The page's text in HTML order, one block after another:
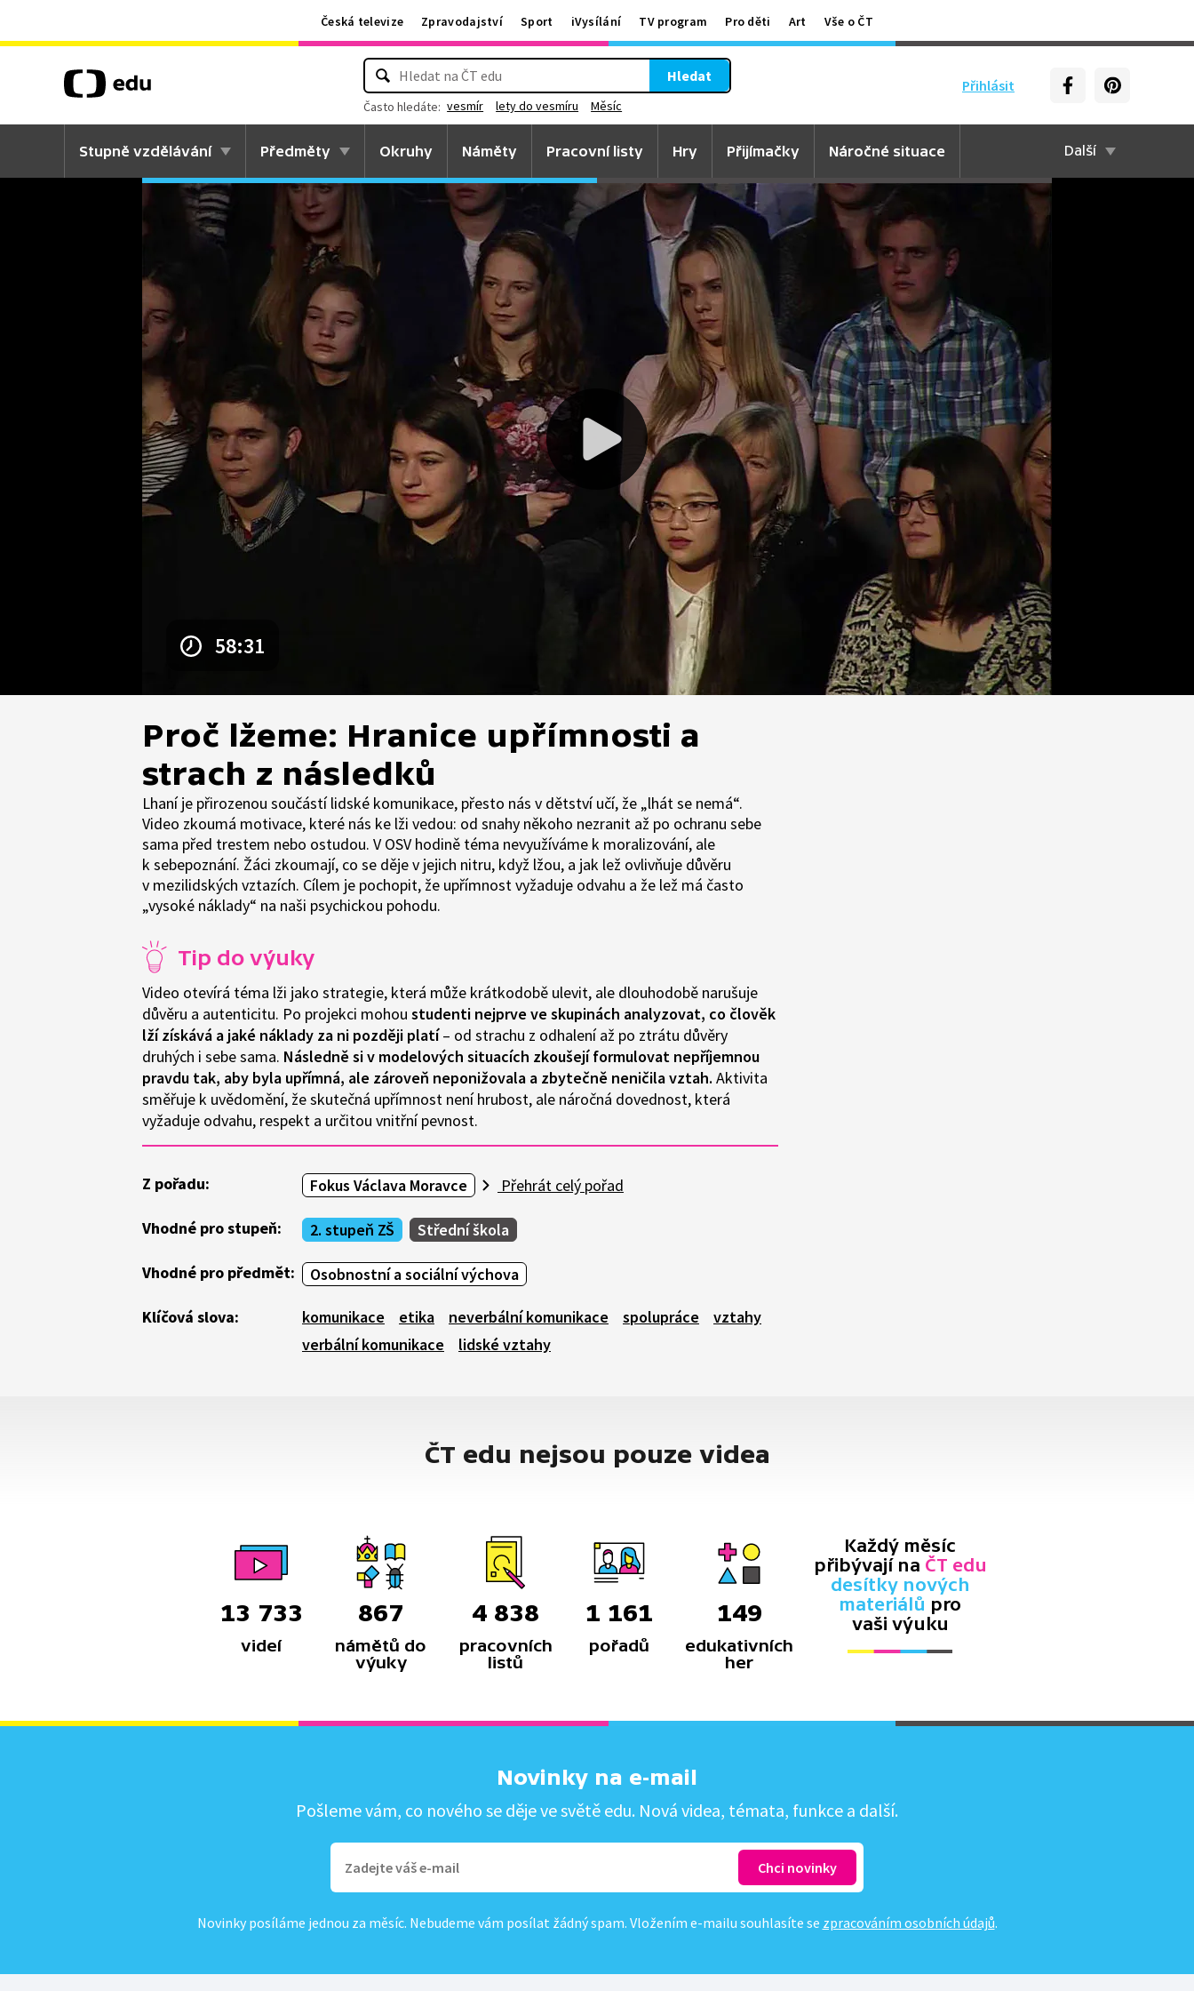
Česká televize Zpravodajství Sport iVysílání TV program Pro děti Art Vše o ČT
Přihlásit
Hledat
Často hledáte: vesmír lety do vesmíru Měsíc
Stupně vzdělávání Předměty Okruhy Náměty Pracovní listy Hry Přijímačky Náročné situace Další
58:31
Proč lžeme: Hranice upřímnosti a
strach z následků
Lhaní je přirozenou součástí lidské komunikace, přesto nás v dětství učí, že „lhát se nemá“.
Video zkoumá motivace, které nás ke lži vedou: od snahy někoho nezranit až po ochranu sebe
sama před trestem nebo ostudou. V OSV hodině téma nevyužíváme k moralizování, ale
k sebepoznání. Žáci zkoumají, co se děje v jejich nitru, když lžou, a jak lež ovlivňuje důvěru
v mezilidských vztazích. Cílem je pochopit, že upřímnost vyžaduje odvahu a že lež má často
„vysoké náklady“ na naši psychickou pohodu.
Tip do výuky
Video otevírá téma lži jako strategie, která může krátkodobě ulevit, ale dlouhodobě narušuje
důvěru a autenticitu. Po projekci mohou studenti nejprve ve skupinách analyzovat, co člověk
lží získává a jaké náklady za ni později platí– od strachu z odhalení až po ztrátu důvěry
druhých i sebe sama. Následně si v modelových situacích zkoušejí formulovat nepříjemnou
pravdu tak, aby byla upřímná, ale zároveň neponižovala a zbytečně neničila vztah. Aktivita
směřuje k uvědomění, že skutečná upřímnost není hrubost, ale náročná dovednost, která
vyžaduje odvahu, respekt a určitou vnitřní pevnost.
Z pořadu: Fokus Václava Moravce Přehrát celý pořad
Vhodné pro stupeň: 2. stupeň ZŠ Střední škola
Vhodné pro předmět: Osobnostní a sociální výchova
Klíčová slova: komunikace etika neverbální komunikace spolupráce
vztahy
verbální komunikace
lidské vztahy
ČT edu nejsou pouze videa
13 733
videí
867
námětů do
výuky
4 838
pracovních
listů
1 161
pořadů
149
edukativních
her
Každý měsíc
přibývají na ČT edu
desítky nových
materiálů pro
vaši výuku
Novinky na e-mail
Pošleme vám, co nového se děje ve světě edu. Nová videa, témata, funkce a další.
Novinky posíláme jednou za měsíc. Nebudeme vám posílat žádný spam. Vložením e-mailu souhlasíte se zpracováním osobních údajů.